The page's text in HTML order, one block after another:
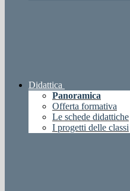
Didattica
Panoramica
Offerta formativa
Le schede didattiche
I progetti delle classi